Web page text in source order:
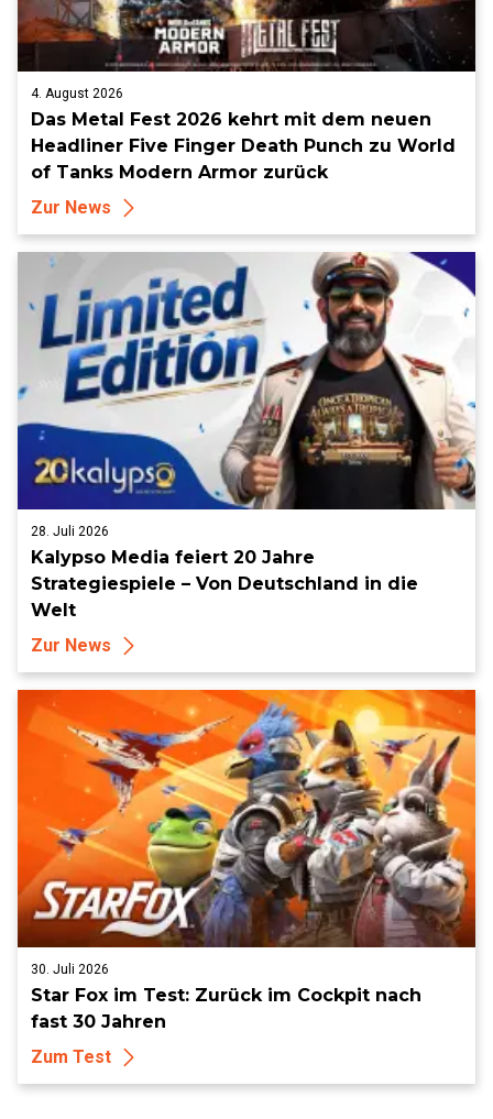
4. August 2026
Das Metal Fest 2026 kehrt mit dem neuen
Headliner Five Finger Death Punch zu World
of Tanks Modern Armor zurück
Zur News
28. Juli 2026
Kalypso Media feiert 20 Jahre
Strategiespiele – Von Deutschland in die
Welt
Zur News
30. Juli 2026
Star Fox im Test: Zurück im Cockpit nach
fast 30 Jahren
Zum Test